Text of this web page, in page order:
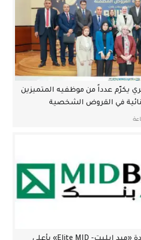
يكرّم عدداً من موظفيه المتميزين
في القروض الشخصية